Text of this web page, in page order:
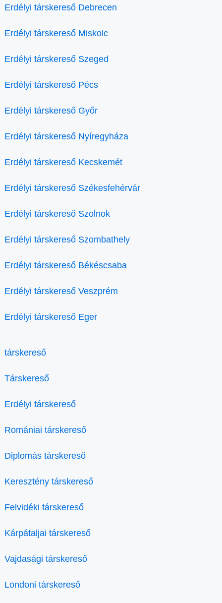
Erdélyi társkereső Debrecen
Erdélyi társkereső Miskolc
Erdélyi társkereső Szeged
Erdélyi társkereső Pécs
Erdélyi társkereső Győr
Erdélyi társkereső Nyíregyháza
Erdélyi társkereső Kecskemét
Erdélyi társkereső Székesfehérvár
Erdélyi társkereső Szolnok
Erdélyi társkereső Szombathely
Erdélyi társkereső Békéscsaba
Erdélyi társkereső Veszprém
Erdélyi társkereső Eger
társkereső
Társkereső
Erdélyi társkereső
Romániai társkereső
Diplomás társkereső
Keresztény társkereső
Felvidéki társkereső
Kárpátaljai társkereső
Vajdasági társkereső
Londoni társkereső